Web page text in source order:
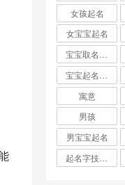
女孩起名
女宝宝起名
寓意
男孩
男宝宝起名